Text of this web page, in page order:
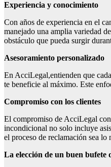
Experiencia y conocimiento
Con años de experiencia en el
manejado una amplia variedad
obstáculo que pueda surgir
Asesoramiento personalizado
En AcciLegal,entienden que
te beneficie al máximo. Este
Compromiso con los clientes
El compromiso de AcciLegal con
incondicional no solo incluye
el proceso de reclamación sea lo
La elección de un buen bufete